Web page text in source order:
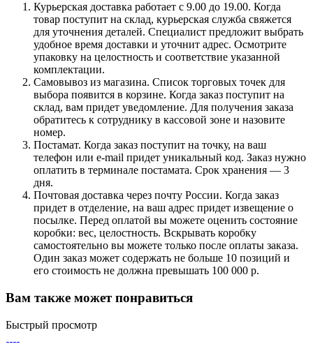
Курьерская доставка работает с 9.00 до 19.00. Когда
товар поступит на склад, курьерская служба свяжется
для уточнения деталей. Специалист предложит выбрать
удобное время доставки и уточнит адрес. Осмотрите
упаковку на целостность и соответствие указанной
комплектации.
Самовывоз из магазина. Список торговых точек для
выбора появится в корзине. Когда заказ поступит на
склад, вам придет уведомление. Для получения заказа
обратитесь к сотруднику в кассовой зоне и назовите
номер.
Постамат. Когда заказ поступит на точку, на ваш
телефон или e-mail придет уникальный код. Заказ нужно
оплатить в терминале постамата. Срок хранения — 3
дня.
Почтовая доставка через почту России. Когда заказ
придет в отделение, на ваш адрес придет извещение о
посылке. Перед оплатой вы можете оценить состояние
коробки: вес, целостность. Вскрывать коробку
самостоятельно вы можете только после оплаты заказа.
Один заказ может содержать не больше 10 позиций и
его стоимость не должна превышать 100 000 р.
Вам также может понравиться
Быстрый просмотр